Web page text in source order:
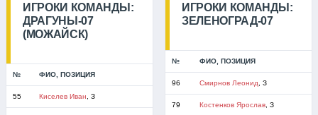
ИГРОКИ КОМАНДЫ:
ДРАГУНЫ-07
(МОЖАЙСК)
№ ФИО, ПОЗИЦИЯ
55 Киселев Иван , З
ИГРОКИ КОМАНДЫ:
ЗЕЛЕНОГРАД-07
№ ФИО, ПОЗИЦИЯ
96 Смирнов Леонид , З
79 Костенков Ярослав, З